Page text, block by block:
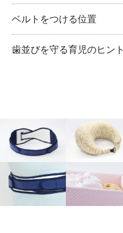
ベルトをつける位置
歯並びを守る育児のヒント